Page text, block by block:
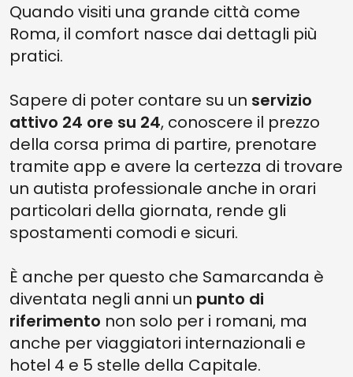
Quando visiti una grande città come
Roma, il comfort nasce dai dettagli più
pratici.
Sapere di poter contare su un servizio
attivo 24 ore su 24, conoscere il prezzo
della corsa prima di partire, prenotare
tramite app e avere la certezza di trovare
un autista professionale anche in orari
particolari della giornata, rende gli
spostamenti comodi e sicuri.
È anche per questo che Samarcanda è
diventata negli anni un punto di
riferimento non solo per i romani, ma
anche per viaggiatori internazionali e
hotel 4 e 5 stelle della Capitale.